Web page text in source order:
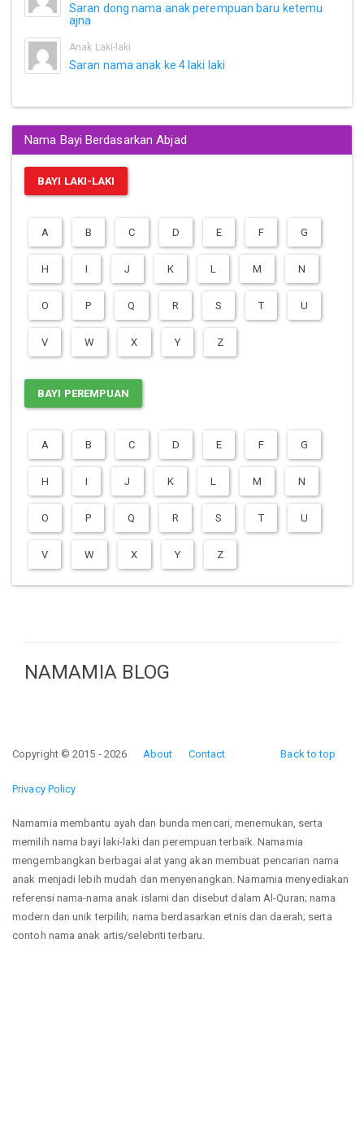
Saran dong nama anak perempuan baru ketemu
ajna
Anak Laki-laki
Saran nama anak ke 4 laki laki
Nama Bayi Berdasarkan Abjad
BAYI LAKI-LAKI
A B C D E F G
H I J K L M N
O P Q R S T U
V W X Y Z
BAYI PEREMPUAN
A B C D E F G
H I J K L M N
O P Q R S T U
V W X Y Z
NAMAMIA BLOG
Back to top
Copyright © 2015 - 2026 About Contact
Privacy Policy
Namamia membantu ayah dan bunda mencari, menemukan, serta
memilih nama bayi laki-laki dan perempuan terbaik. Namamia
mengembangkan berbagai alat yang akan membuat pencarian nama
anak menjadi lebih mudah dan menyenangkan. Namamia menyediakan
referensi nama-nama anak islami dan disebut dalam Al-Quran; nama
modern dan unik terpilih; nama berdasarkan etnis dan daerah; serta
contoh nama anak artis/selebriti terbaru.